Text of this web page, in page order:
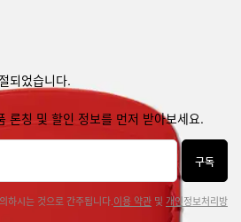
되었습니다.
론칭 및 할인 정보를 먼저 받아보세요.
구독
하시는 것으로 간주됩니다. 이용 약관 및 개인정보처리방